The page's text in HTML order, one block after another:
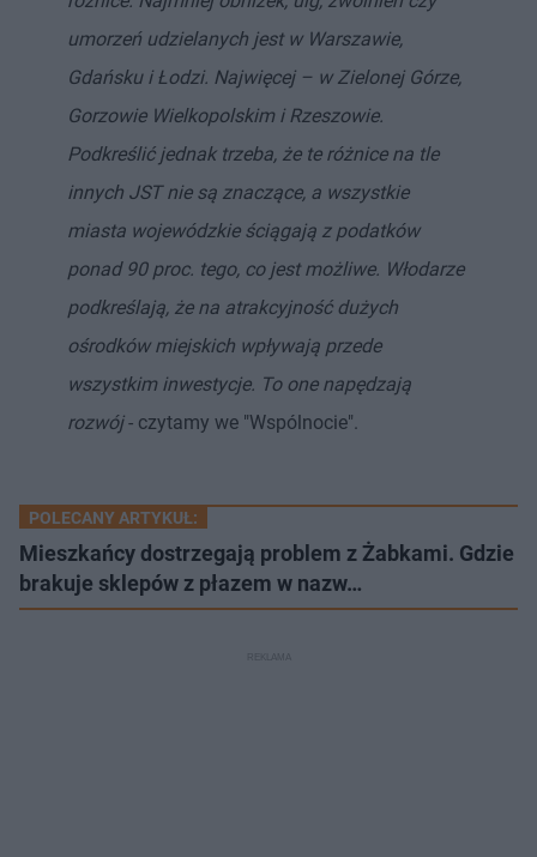
umorzeń udzielanych jest w Warszawie,
Gdańsku i Łodzi. Najwięcej – w Zielonej Górze,
Gorzowie Wielkopolskim i Rzeszowie.
Podkreślić jednak trzeba, że te różnice na tle
innych JST nie są znaczące, a wszystkie
miasta wojewódzkie ściągają z podatków
ponad 90 proc. tego, co jest możliwe. Włodarze
podkreślają, że na atrakcyjność dużych
ośrodków miejskich wpływają przede
wszystkim inwestycje. To one napędzają
rozwój- czytamy we "Wspólnocie".
POLECANY ARTYKUŁ:
Mieszkańcy dostrzegają problem z Żabkami. Gdzie
brakuje sklepów z płazem w nazw…